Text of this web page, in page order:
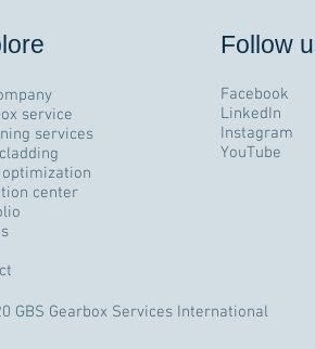
service
services
center
Follow
Facebook
LinkedIn
Instagram
YouTube
GBS Gearbox Services International